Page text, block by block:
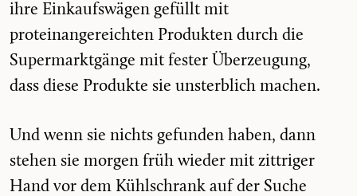
ihre Einkaufswägen gefüllt mit
proteinangereichten Produkten durch die
Supermarktgänge mit fester Überzeugung,
dass diese Produkte sie unsterblich machen.
Und wenn sie nichts gefunden haben, dann
stehen sie morgen früh wieder mit zittriger
Hand vor dem Kühlschrank auf der Suche